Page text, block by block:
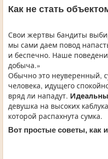
Как не стать
Свои жертвы бандиты
мы сами даем повод
и беспечно. Наше
добыча.»
Обычно это неуверенный,
человека, идущего
вряд ли нападут.
девушка на высоких
которой распахнута сумка.
Вот простые советы, как